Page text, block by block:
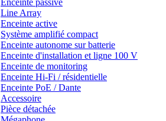
Enceinte passive
Line Array
Enceinte active
Système amplifié compact
Enceinte autonome sur batterie
Enceinte d'installation et ligne 100 V
Enceinte de monitoring
Enceinte Hi-Fi / résidentielle
Enceinte PoE / Dante
Accessoire
Pièce détachée